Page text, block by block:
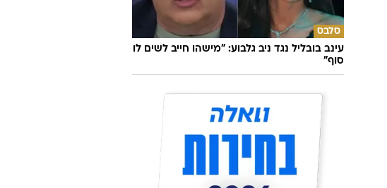
סלבס
עינב בובליל נגד ניב גלבוע: "מישהו חייב לשים לו
סוף"